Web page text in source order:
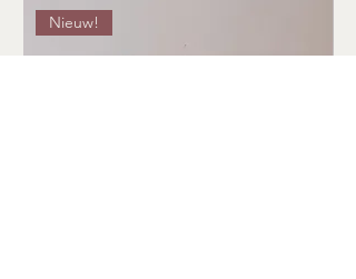
Nieuw!